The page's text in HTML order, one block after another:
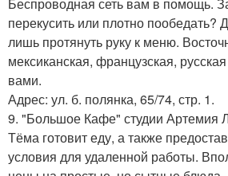
Беспроводная сеть вам в помощь.
перекусить или плотно пообедать?
лишь протянуть руку к меню.
мексиканская, французская,
вами.
Адрес: ул. б. полянка, 65/74, стр. 1.
9. "Большое Кафе" студии Артемия
Тёма готовит еду, а также
условия для удаленной работы.